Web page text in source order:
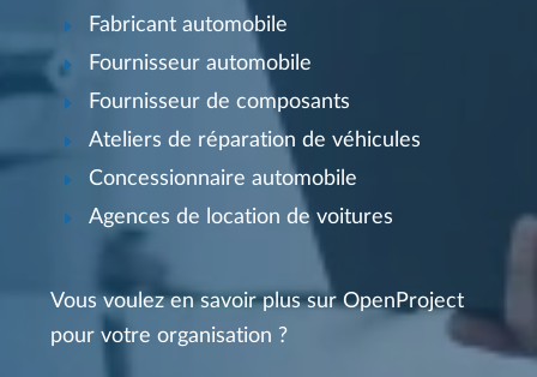
Fabricant automobile
Fournisseur automobile
Fournisseur de composants
Ateliers de réparation de véhicules
Concessionnaire automobile
Agences de location de voitures
Vous voulez en savoir plus sur OpenProject
pour votre organisation ?